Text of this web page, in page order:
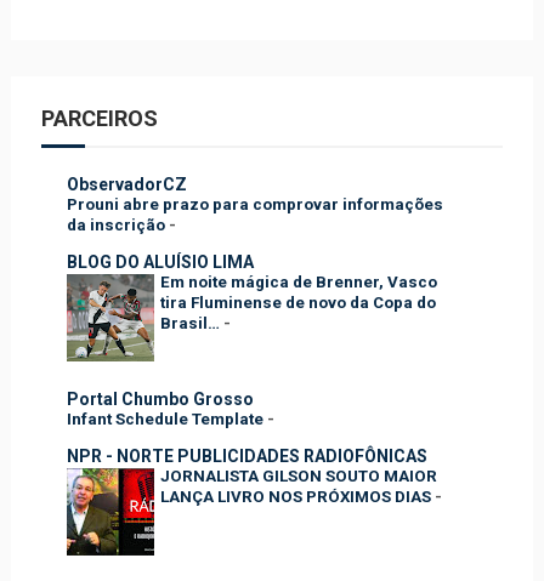
PARCEIROS
ObservadorCZ
Prouni abre prazo para comprovar informações
da inscrição -
BLOG DO ALUÍSIO LIMA
Em noite mágica de Brenner, Vasco
tira Fluminense de novo da Copa do
Brasil… -
Portal Chumbo Grosso
Infant Schedule Template -
NPR - NORTE PUBLICIDADES RADIOFÔNICAS
JORNALISTA GILSON SOUTO MAIOR
LANÇA LIVRO NOS PRÓXIMOS DIAS -